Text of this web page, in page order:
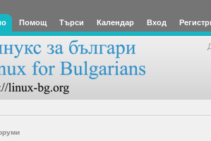
Помощ Търси Календар Вход